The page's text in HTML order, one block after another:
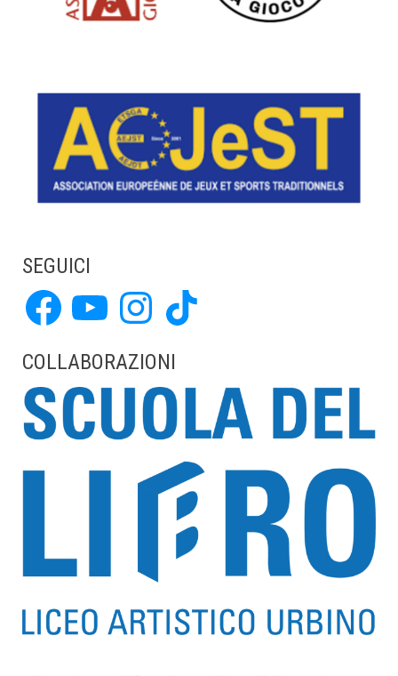
SEGUICI
FacebookYouTube Instagram TikTok
COLLABORAZIONI